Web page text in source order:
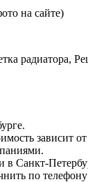
на сайте)
радиатора,
зависит
в Санкт-
по